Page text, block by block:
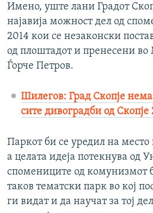
Имено, уште лани Градот
најавија можност дел од
2014 кои се незаконски
од плоштадот и пренесени
Ѓорче Петров.
Шилегов: Град Скопје
сите дивоградби од Скопје
Паркот би се уредил на
а целата идеја потекнува од
спомениците од комунизмот
таков тематски парк во кој
ги видат и да научат за тој